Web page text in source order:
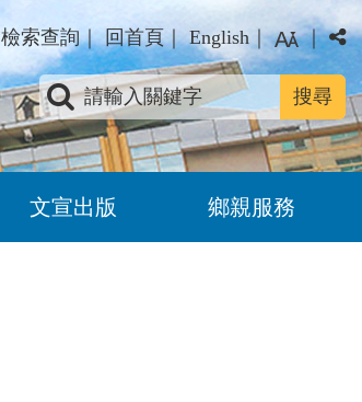
檢索查詢｜回首頁｜English ｜ ｜
關鍵字查詢
文宣出版 鄉親服務